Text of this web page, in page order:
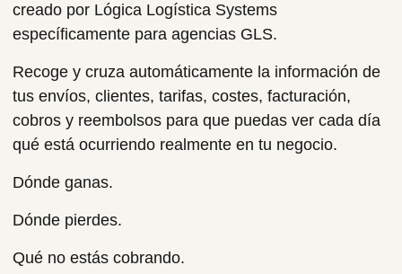
creado por Lógica Logística Systems
específicamente para agencias GLS.
Recoge y cruza automáticamente la información de
tus envíos, clientes, tarifas, costes, facturación,
cobros y reembolsos para que puedas ver cada día
qué está ocurriendo realmente en tu negocio.
Dónde ganas.
Dónde pierdes.
Qué no estás cobrando.